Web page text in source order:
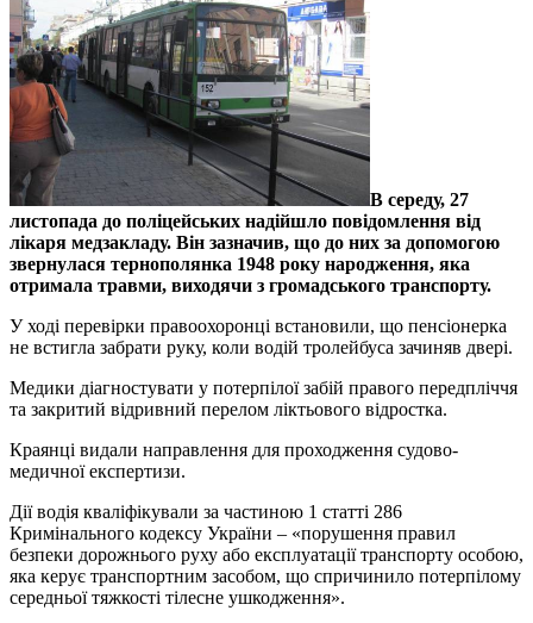
В середу, 27
листопада до поліцейських надійшло повідомлення від
лікаря медзакладу. Він зазначив, що до них за допомогою
звернулася тернополянка 1948 року народження, яка
отримала травми, виходячи з громадського транспорту.
У ході перевірки правоохоронці встановили, що пенсіонерка
не встигла забрати руку, коли водій тролейбуса зачиняв двері.
Медики діагностувати у потерпілої забій правого передпліччя
та закритий відривний перелом ліктьового відростка.
Краянці видали направлення для проходження судово-
медичної експертизи.
Дії водія кваліфікували за частиною 1 статті 286
Кримінального кодексу України – «порушення правил
безпеки дорожнього руху або експлуатації транспорту особою,
яка керує транспортним засобом, що спричинило потерпілому
середньої тяжкості тілесне ушкодження».